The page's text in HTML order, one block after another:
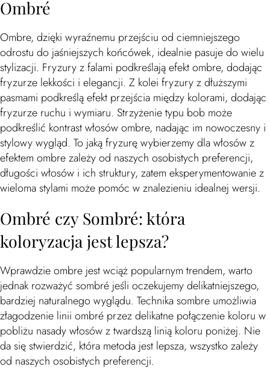
Ombré
Ombre, dzięki wyraźnemu przejściu od ciemniejszego
odrostu do jaśniejszych końcówek, idealnie pasuje do wielu
stylizacji. Fryzury z falami podkreślają efekt ombre, dodając
fryzurze lekkości i elegancji. Z kolei fryzury z dłuższymi
pasmami podkreślą efekt przejścia między kolorami, dodając
fryzurze ruchu i wymiaru. Strzyżenie typu bob może
podkreślić kontrast włosów ombre, nadając im nowoczesny i
stylowy wygląd. To jaką fryzurę wybierzemy dla włosów z
efektem ombre zależy od naszych osobistych preferencji,
długości włosów i ich struktury, zatem eksperymentowanie z
wieloma stylami może pomóc w znalezieniu idealnej wersji.
Ombré czy Sombré: która
koloryzacja jest lepsza?
Wprawdzie ombre jest wciąż popularnym trendem, warto
jednak rozważyć sombré jeśli oczekujemy delikatniejszego,
bardziej naturalnego wyglądu. Technika sombre umożliwia
złagodzenie linii ombré przez delikatne połączenie koloru w
pobliżu nasady włosów z twardszą linią koloru poniżej. Nie
da się stwierdzić, która metoda jest lepsza, wszystko zależy
od naszych osobistych preferencji.